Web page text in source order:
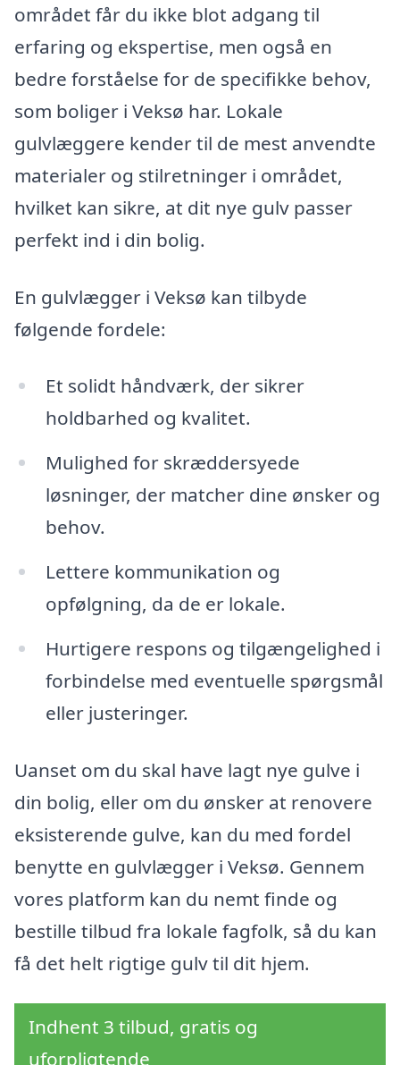
området får du ikke blot adgang til
erfaring og ekspertise, men også en
bedre forståelse for de specifikke behov,
som boliger i Veksø har. Lokale
gulvlæggere kender til de mest anvendte
materialer og stilretninger i området,
hvilket kan sikre, at dit nye gulv passer
perfekt ind i din bolig.
En gulvlægger i Veksø kan tilbyde
følgende fordele:
Et solidt håndværk, der sikrer
holdbarhed og kvalitet.
Mulighed for skræddersyede
løsninger, der matcher dine ønsker og
behov.
Lettere kommunikation og
opfølgning, da de er lokale.
Hurtigere respons og tilgængelighed i
forbindelse med eventuelle spørgsmål
eller justeringer.
Uanset om du skal have lagt nye gulve i
din bolig, eller om du ønsker at renovere
eksisterende gulve, kan du med fordel
benytte en gulvlægger i Veksø. Gennem
vores platform kan du nemt finde og
bestille tilbud fra lokale fagfolk, så du kan
få det helt rigtige gulv til dit hjem.
Indhent 3 tilbud, gratis og
uforpligtende